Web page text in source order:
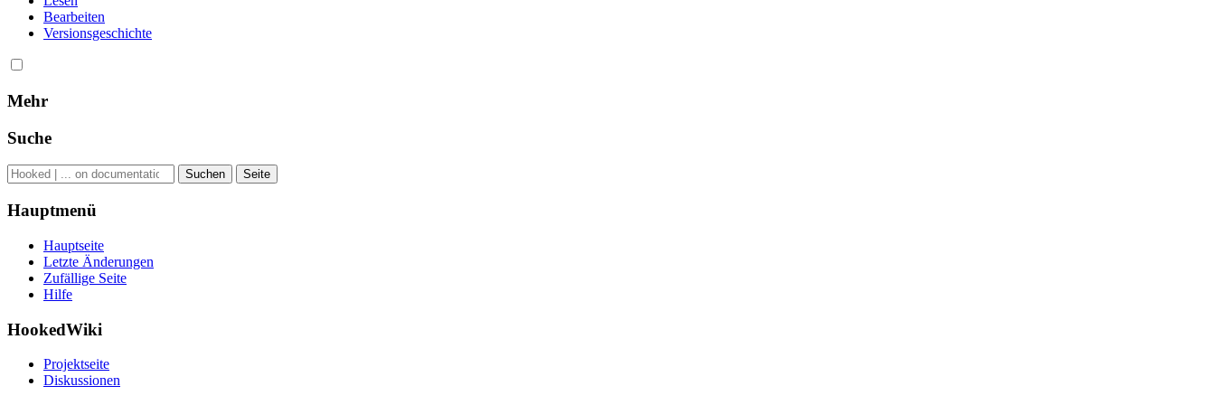
Bearbeiten
Versionsgeschichte
Mehr
Suche
Hauptmenü
Hauptseite
Letzte Änderungen
Zufällige Seite
Hilfe
HookedWiki
Projektseite
Diskussionen